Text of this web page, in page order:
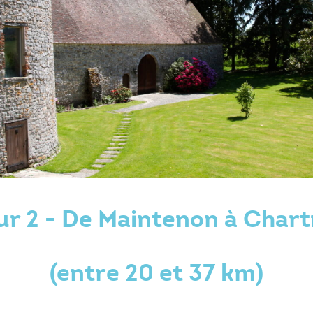
2 - De Maintenon à
(entre 20 et 37 km)